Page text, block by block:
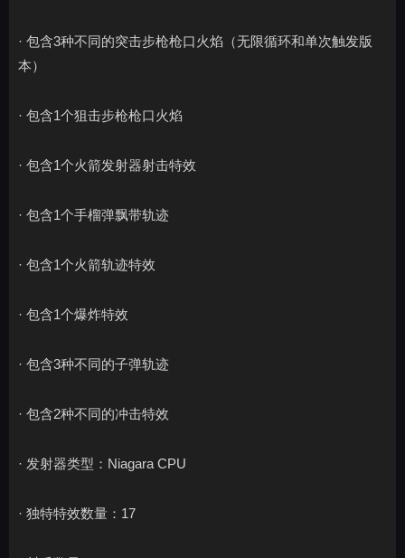
· 包含3种不同的突击步枪枪口火焰（无限循环和单次触发版
本）
· 包含1个狙击步枪枪口火焰
· 包含1个火箭发射器射击特效
· 包含1个手榴弹飘带轨迹
· 包含1个火箭轨迹特效
· 包含1个爆炸特效
· 包含3种不同的子弹轨迹
· 包含2种不同的冲击特效
· 发射器类型：Niagara CPU
· 独特特效数量：17